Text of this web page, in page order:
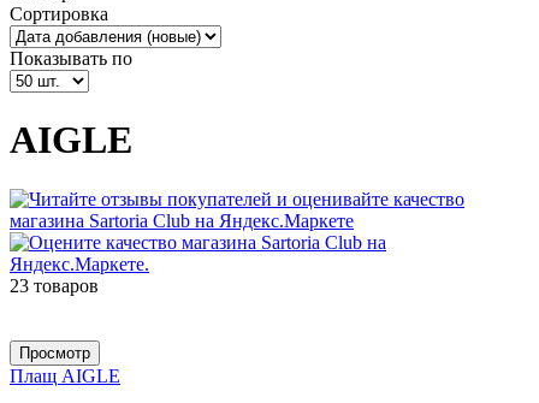
Сортировка
Показывать по
AIGLE
23 товаров
Просмотр
Плащ AIGLE